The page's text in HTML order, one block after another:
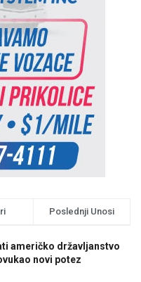
Poslednji Unosi
američko državljanstvo
novi potez